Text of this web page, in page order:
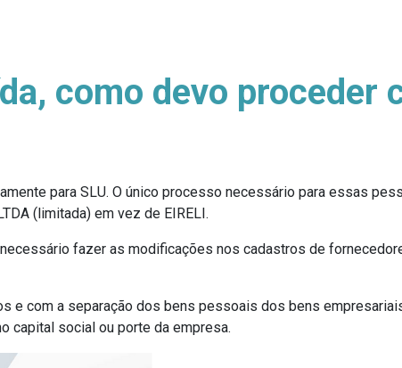
como devo proceder
para SLU. O único processo necessário para essas
(limitada) em vez de EIRELI.
fazer as modificações nos cadastros de
e com a separação dos bens pessoais dos bens
capital social ou porte da empresa.